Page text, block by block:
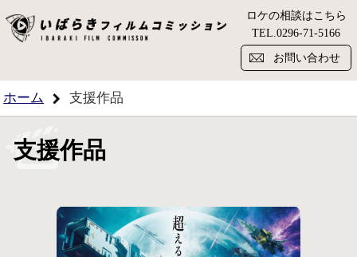
い
ロケの相談はこちら
TEL.0296-71-5166
お問い合わせ
ホーム 支援作品
支援作品